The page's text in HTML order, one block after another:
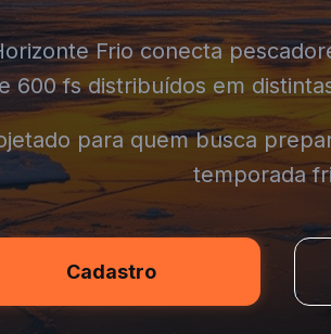
Frio conecta
600 fs distribuídos em
para quem busca
temporada
Cadastro